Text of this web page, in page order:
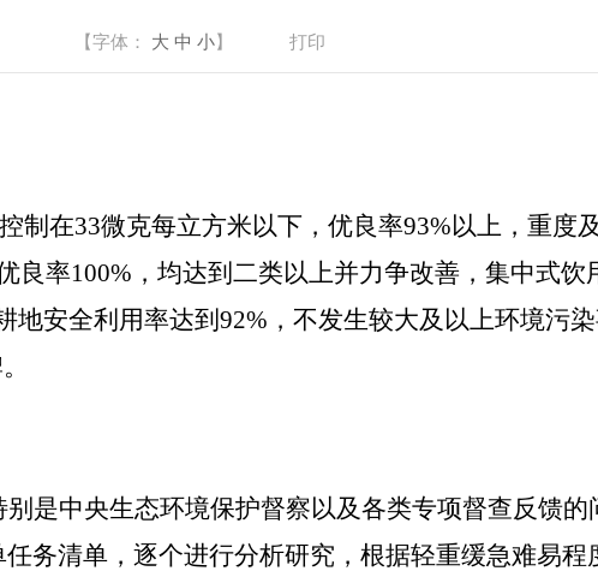
【字体： 大 中 小】 打印
控制在33微克每立方米以下，优良率93%以上，重度
良率100% ，均达到二类以上并力争改善 ，集中式
地安全利用率达到92% ，不发生较大及以上环境污
是中央生态环境保护督察以及各类专项督查反馈的
务清单，逐个进行分析研究，根据轻重缓急难易程